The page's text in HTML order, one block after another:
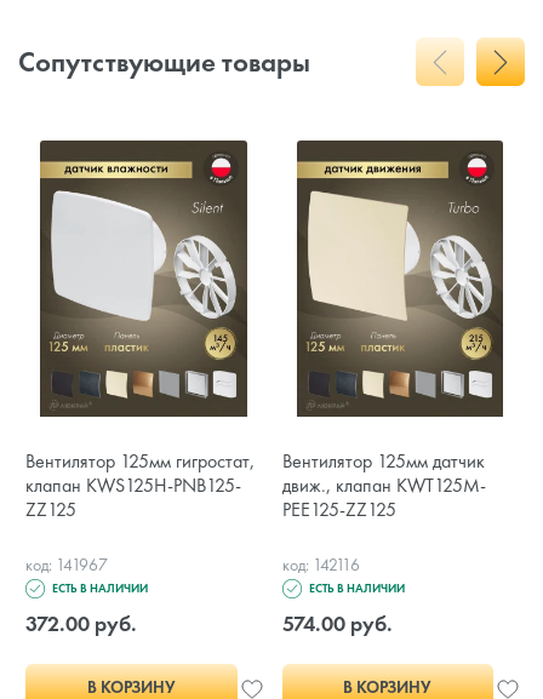
Сопутствующие товары
Вентилятор 125мм гигростат,
клапан KWS125H-PNB125-
ZZ125
код: 141967
ЕСТЬ В НАЛИЧИИ
372.00 руб.
В КОРЗИНУ
Вентилятор 125мм датчик
движ., клапан KWT125M-
PEE125-ZZ125
код: 142116
ЕСТЬ В НАЛИЧИИ
574.00 руб.
В КОРЗИНУ